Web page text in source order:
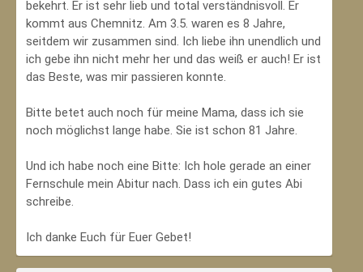
bekehrt. Er ist sehr lieb und total verständnisvoll. Er
kommt aus Chemnitz. Am 3.5. waren es 8 Jahre,
seitdem wir zusammen sind. Ich liebe ihn unendlich und
ich gebe ihn nicht mehr her und das weiß er auch! Er ist
das Beste, was mir passieren konnte.
Bitte betet auch noch für meine Mama, dass ich sie
noch möglichst lange habe. Sie ist schon 81 Jahre.
Und ich habe noch eine Bitte: Ich hole gerade an einer
Fernschule mein Abitur nach. Dass ich ein gutes Abi
schreibe.
Ich danke Euch für Euer Gebet!